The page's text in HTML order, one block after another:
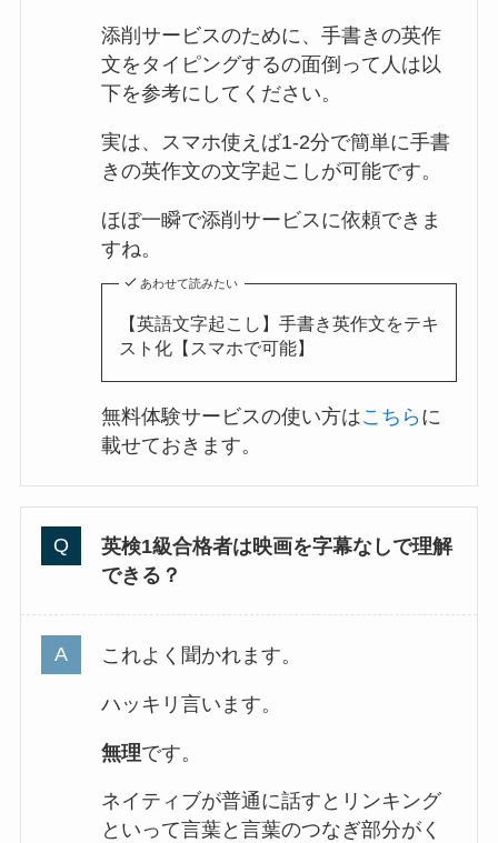
添削サービスのために、手書きの英作
文をタイピングするの面倒って人は以
下を参考にしてください。
実は、スマホ使えば1-2分で簡単に手書
きの英作文の文字起こしが可能です。
ほぼ一瞬で添削サービスに依頼できま
すね。
あわせて読みたい
【英語文字起こし】手書き英作文をテキ
スト化【スマホで可能】
無料体験サービスの使い方はこちら に
載せておきます。
英検1級合格者は映画を字幕なしで理解
できる？
これよく聞かれます。
ハッキリ言います。
無理です。
ネイティブが普通に話すとリンキング
といって言葉と言葉のつなぎ部分がく